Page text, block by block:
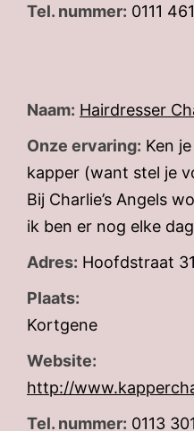
Tel. nummer: 0111
Naam: Hairdresser
Onze ervaring: Ken
kapper (want stel je
Bij Charlie’s Angels
ik ben er nog elke
Adres: Hoofdstraat 31
Plaats:
Kortgene
Website:
http://
Tel. nummer: 0113